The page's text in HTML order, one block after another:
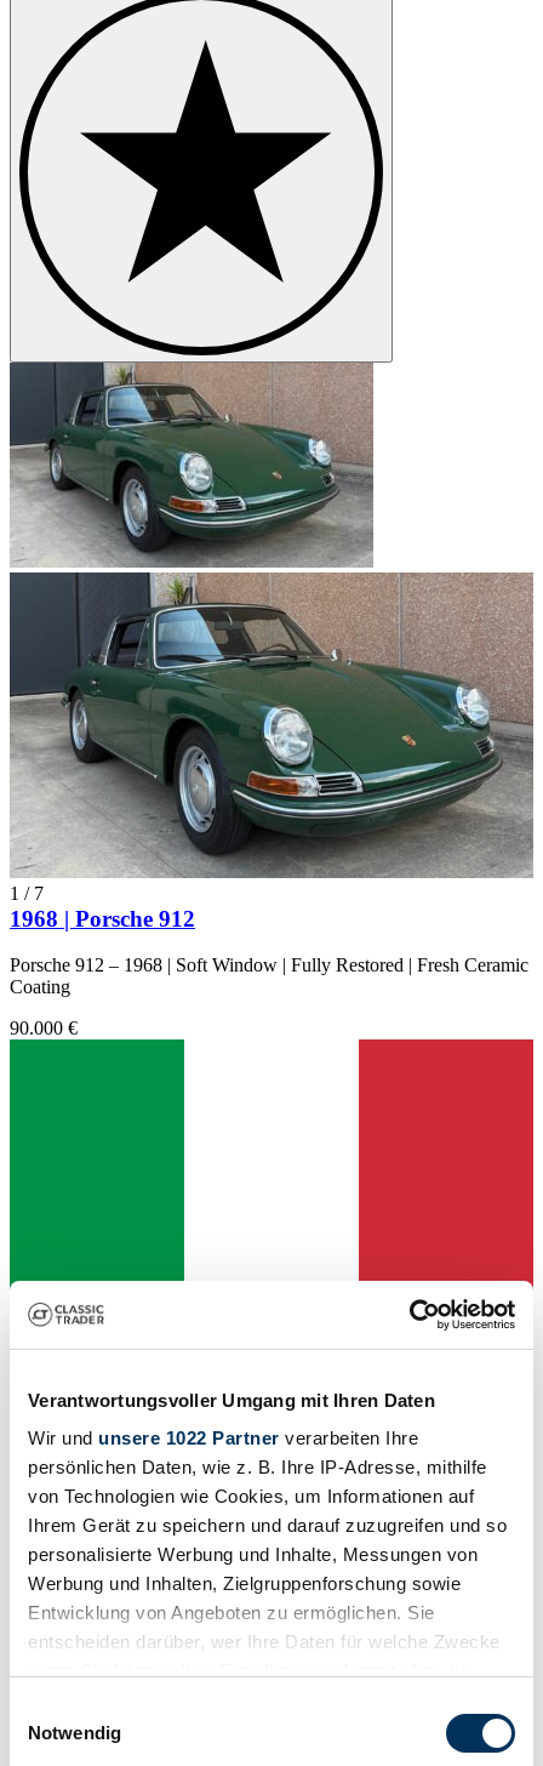
Verantwortungsvoller Umgang mit Ihren Daten
Wir und unsere 1022 Partner verarbeiten Ihre
persönlichen Daten, wie z. B. Ihre IP-Adresse, mithilfe
von Technologien wie Cookies, um Informationen auf
Ihrem Gerät zu speichern und darauf zuzugreifen und so
personalisierte Werbung und Inhalte, Messungen von
Werbung und Inhalten, Zielgruppenforschung sowie
Entwicklung von Angeboten zu ermöglichen. Sie
entscheiden darüber, wer Ihre Daten für welche Zwecke
Trigger Symbol ändern oder widerrufen
Notwendig
1 / 7
1968 | Porsche 912
Porsche 912 – 1968 | Soft Window | Fully Restored | Fresh Ceramic
Coating
90.000 €
Vendedor
Carrocería
Convertible (Targa)
Kilometraje (leer)
37.000 km
Potencia (kW/CV)
66 / 90